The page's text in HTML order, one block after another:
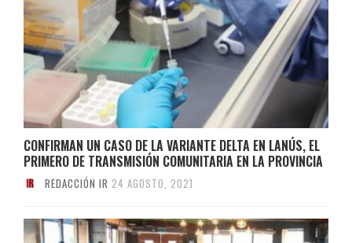
CONFIRMAN UN CASO DE LA VARIANTE DELTA EN LANÚS, EL
PRIMERO DE TRANSMISIÓN COMUNITARIA EN LA PROVINCIA
REDACCIÓN IR 24 AGOSTO, 2021